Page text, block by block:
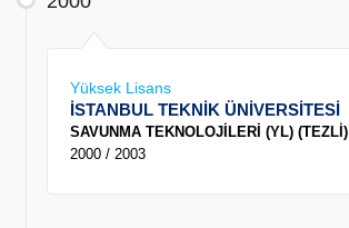
Yüksek Lisans
İSTANBUL TEKNİK ÜNİVERSİTESİ
SAVUNMA TEKNOLOJİLERİ (YL) (TEZLİ)
2000 / 2003